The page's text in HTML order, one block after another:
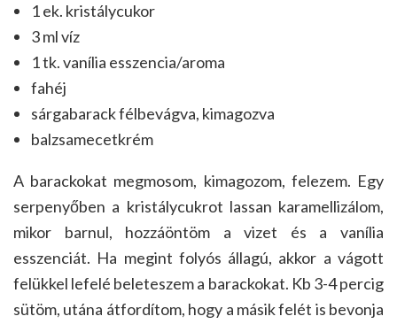
1 ek. kristálycukor
3 ml víz
1 tk. vanília esszencia/aroma
fahéj
sárgabarack félbevágva, kimagozva
balzsamecetkrém
A barackokat megmosom, kimagozom, felezem. Egy
serpenyőben a kristálycukrot lassan karamellizálom,
mikor barnul, hozzáöntöm a vizet és a vanília
esszenciát. Ha megint folyós állagú, akkor a vágott
felükkel lefelé beleteszem a barackokat. Kb 3-4 percig
sütöm, utána átfordítom, hogy a másik felét is bevonja